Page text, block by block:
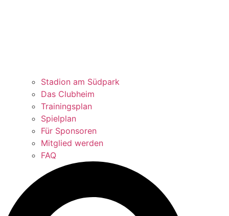
Stadion am Südpark
Das Clubheim
Trainingsplan
Spielplan
Für Sponsoren
Mitglied werden
FAQ